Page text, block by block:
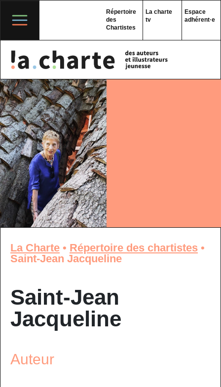
content
Répertoire
des
Chartistes
La charte
tv
Espace
adhérent·e
La Charte • Répertoire des chartistes •
Saint-Jean Jacqueline
Saint-Jean
Jacqueline
Auteur